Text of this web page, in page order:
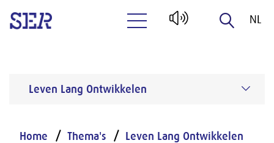
NL
Leven Lang Ontwikkelen
Home Thema's
Leven Lang Ontwikkelen